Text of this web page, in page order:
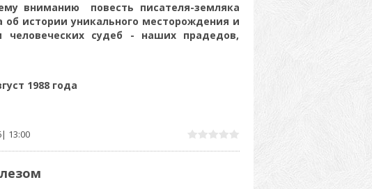
вниманию повесть писателя-земляка
об истории уникального месторождения и
человеческих судеб - наших прадедов,
1988 года
| 13:00